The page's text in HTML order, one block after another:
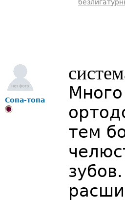
Сопа-топа
тем